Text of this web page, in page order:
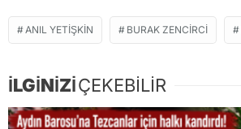
ANIL YETİŞKİN BURAK ZENCIRCI
İLGİNİZİÇEKEBİLİR